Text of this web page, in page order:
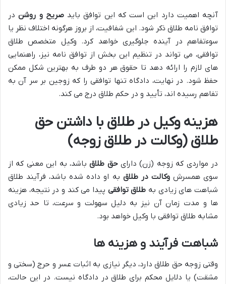
آنچه اهمیت دارد این است که این توافق بایدصریح و روشندر
توافق نامه طلاق ذکر شود. این شفافیت، از بروز هرگونه اختلاف نظر یا
سوءتفاهم در آینده جلوگیری خواهد کرد. وکیل متخصص طلاق
توافقی، می تواند در تنظیم این بخش از توافق نامه نیز، راهنمایی
های لازم را ارائه دهد تا حقوق هر دو طرف به بهترین شکل ممکن
حفظ شود. در نهایت، دادگاه تنها توافقی را که زوجین بر سر آن به
تفاهم رسیده اند، تأیید و در حکم طلاق درج می کند.
هزینه وکیل در طلاق با داشتن حق
طلاق (وکالت در طلاق زوجه)
در مواردی که زوجه (زن) دارایحق طلاقباشد، به این معنی که از
سوی همسرشوکالت در طلاق به او داده شده باشد، فرآیند طلاق
شباهت های زیادی به طلاق توافقی پیدا می کند و در نتیجه، هزینه
ها و مدت زمان آن نیز به دلیل سهولت و سرعت، تا حد زیادی
مشابه طلاق توافقی با وکیل خواهد بود.
شباهت فرآیند و هزینه ها
وقتی زوجه حق طلاق دارد، دیگر نیازی به اثبات عسر و حرج (سختی و
مشقت) یا دلایل محکم برای طلاق در دادگاه نیست. در این حالت،